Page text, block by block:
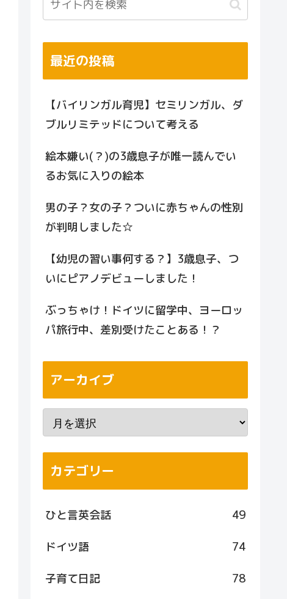
最近の投稿
【バイリンガル育児】セミリンガル、ダ
ブルリミテッドについて考える
絵本嫌い(？)の3歳息子が唯一読んでい
るお気に入りの絵本
男の子？女の子？ついに赤ちゃんの性別
が判明しました☆
【幼児の習い事何する？】3歳息子、つ
いにピアノデビューしました！
ぶっちゃけ！ドイツに留学中、ヨーロッ
パ旅行中、差別受けたことある！？
アーカイブ
カテゴリー
ひと言英会話 49
ドイツ語 74
子育て日記 78